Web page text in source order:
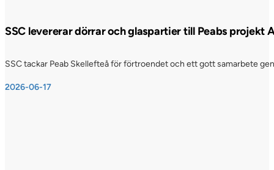
SSC levererar dörrar och glaspartier till Peabs projekt
SSC tackar Peab Skellefteå för förtroendet och ett gott samarbete
2026-06-17